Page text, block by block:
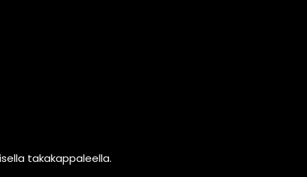
takakappaleella.